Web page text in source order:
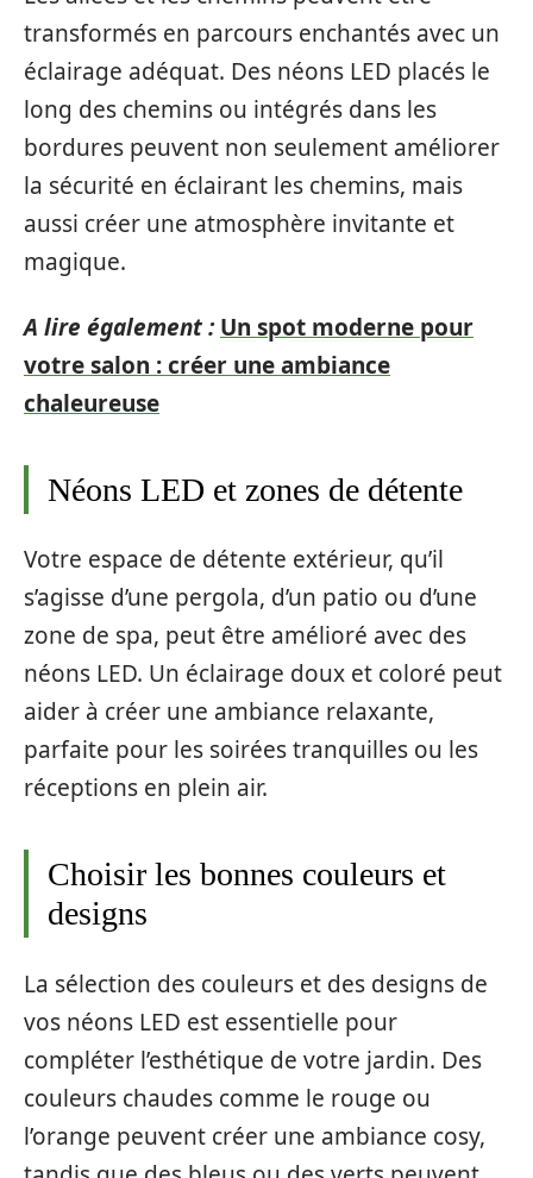
transformés en parcours enchantés avec un
éclairage adéquat. Des néons LED placés le
long des chemins ou intégrés dans les
bordures peuvent non seulement améliorer
la sécurité en éclairant les chemins, mais
aussi créer une atmosphère invitante et
magique.
A lire également : Un spot moderne pour
votre salon : créer une ambiance
chaleureuse
Néons LED et zones de détente
Votre espace de détente extérieur, qu’il
s’agisse d’une pergola, d’un patio ou d’une
zone de spa, peut être amélioré avec des
néons LED. Un éclairage doux et coloré peut
aider à créer une ambiance relaxante,
parfaite pour les soirées tranquilles ou les
réceptions en plein air.
Choisir les bonnes couleurs et
designs
La sélection des couleurs et des designs de
vos néons LED est essentielle pour
compléter l’esthétique de votre jardin. Des
couleurs chaudes comme le rouge ou
l’orange peuvent créer une ambiance cosy,